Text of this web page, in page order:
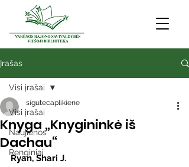
Įrašas
Visi įrašai
Naujienos
Renginiai
Visi įrašai
Knyga „Knygininkė iš
Dachau“
sigutecaplikiene
Ryan, Shari J.